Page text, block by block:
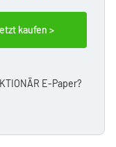
kaufen >
E-Paper?